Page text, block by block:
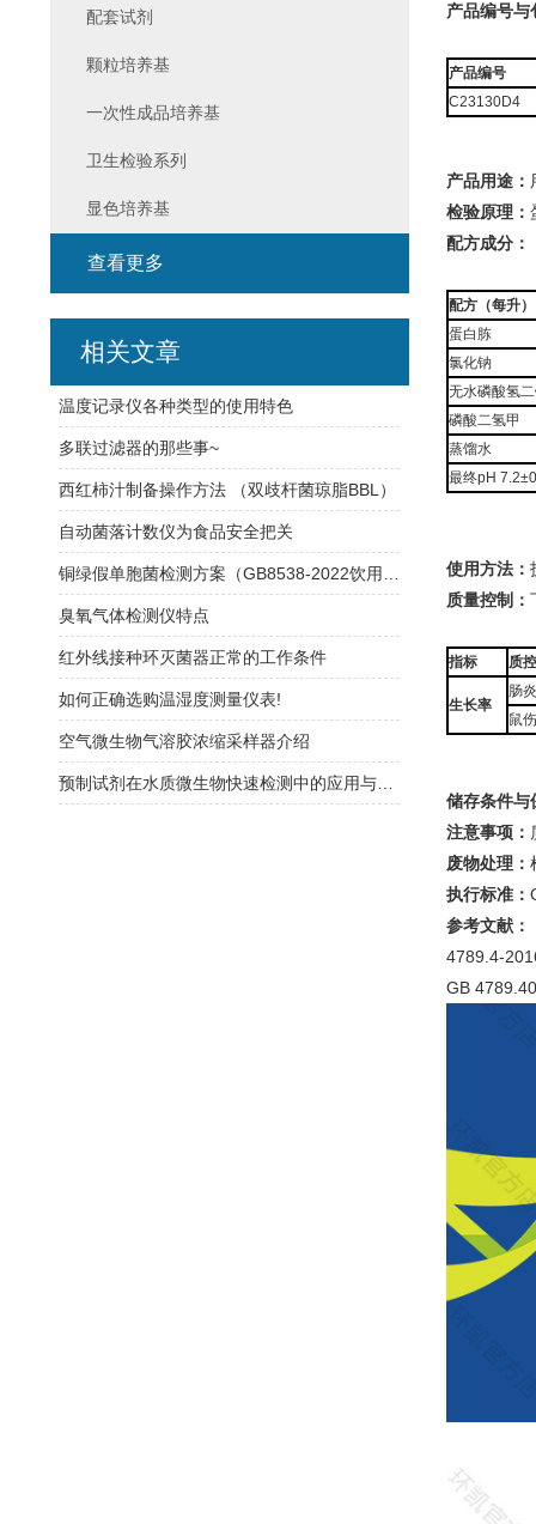
产品编号与
产品编号
C23130D4
产品用途：
检验原理：
配方成分：
配方（每升）
蛋白胨
氯化钠
无水磷酸氢
磷酸二氢甲
蒸馏水
最终pH
使用方法：
质量控制：
指标 质
生长率
肠
鼠
储存条件与
注意事项：
废物处理：
执行标准：
参考文献：
4789.4-
GB
配套试剂
颗粒培养基
一次性成品培养基
卫生检验系列
显色培养基
查看更多
相关文章
温度记录仪各种类型的使用特色
多联过滤器的那些事~
西红柿汁制备操作方法 （双歧杆菌琼脂BBL）
自动菌落计数仪为食品安全把关
臭氧气体检测仪特点
红外线接种环灭菌器正常的工作条件
如何正确选购温湿度测量仪表!
空气微生物气溶胶浓缩采样器介绍